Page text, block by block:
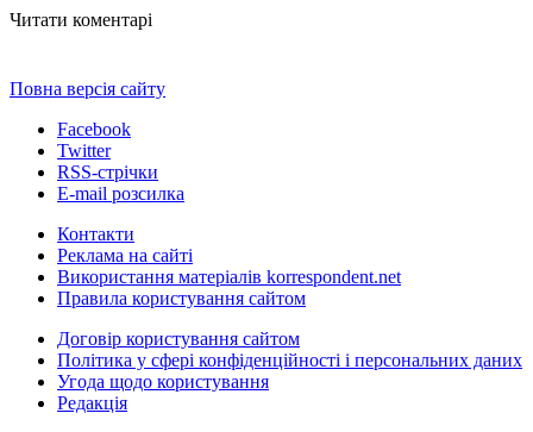
Читати коментарі
Повна версія сайту
Facebook
Twitter
RSS-стрічки
E-mail розсилка
Контакти
Реклама на сайті
Використання матеріалів korrespondent.net
Правила користування сайтом
Договір користування сайтом
Політика у сфері конфіденційності і персональних даних
Угода щодо користування
Редакція